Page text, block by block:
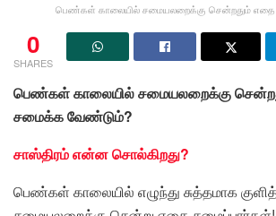
பெண்கள் காலையில் சமையலறைக்கு சென்றதும் எதை
0
SHARES
பெண்கள் காலையில் சமையலறைக்கு
சமைக்க வேண்டும்?
சாஸ்திரம் என்ன சொல்கிறது?
பெண்கள் காலையில் எழுந்து சுத்தமாக